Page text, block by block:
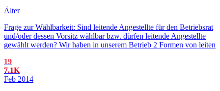
Älter
Frage zur Wählbarkeit: Sind leitende Angestellte für den Betriebsrat
und/oder dessen Vorsitz wählbar bzw. dürfen leitende Angestellte
gewählt werden? Wir haben in unserem Betrieb 2 Formen von leiten
19
7.1K
Feb 2014